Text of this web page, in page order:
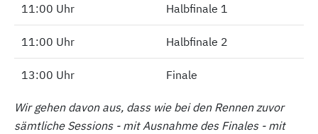
11:00 Uhr Halbfinale 1
11:00 Uhr Halbfinale 2
13:00 Uhr Finale
11:00 Uhr
11:00 Uhr
13:00 Uhr
Wir gehen davon aus, dass wie bei den Rennen zuvor
sämtliche Sessions - mit Ausnahme des Finales - mit